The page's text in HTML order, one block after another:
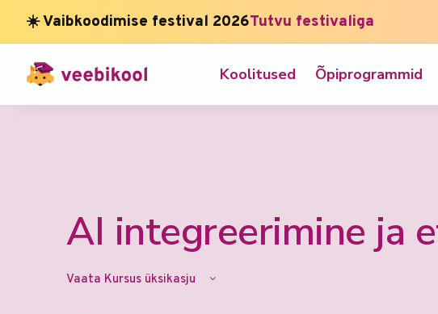
☀️ Vaibkoodimise festival 2026Tutvu festivaliga
Koolitused Õpiprogrammid
AI integreerimine ja
Vaata Kursus üksikasju